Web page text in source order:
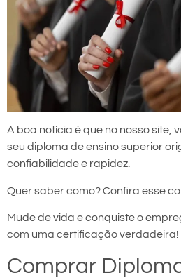
A boa notícia é que no nosso site,
seu diploma de ensino superior
confiabilidade e rapidez.
Quer saber como? Confira esse
Mude de vida e conquiste o
com uma certificação verdadeira!
Comprar